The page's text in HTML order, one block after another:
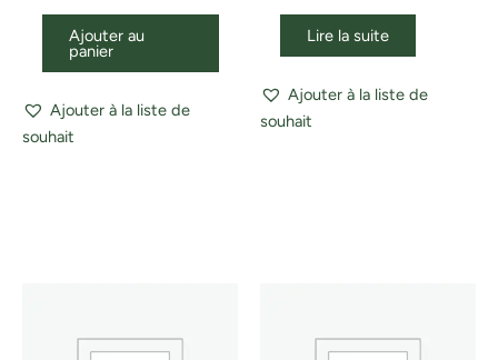
Ajouter au
panier
Ajouter à la liste de
souhait
Lire la suite
Ajouter à la liste de
souhait